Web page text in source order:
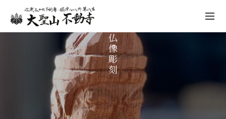
不動寺について
仏
像
彫
刻
仏像彫刻